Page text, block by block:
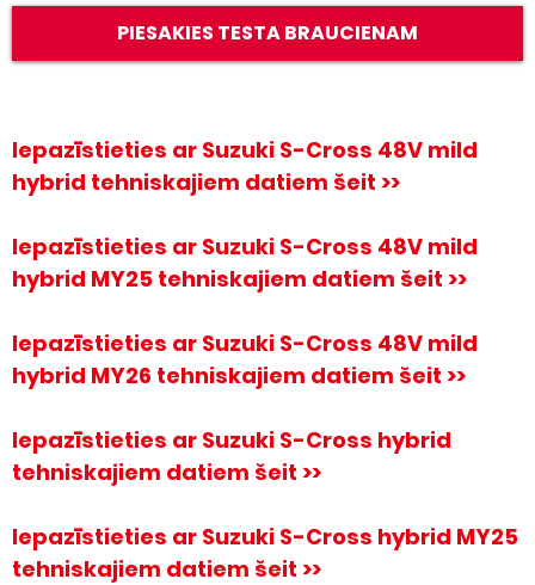
PIESAKIES TESTA BRAUCIENAM
Iepazīstieties ar Suzuki S-Cross 48V mild
hybrid tehniskajiem datiem šeit >>
Iepazīstieties ar Suzuki S-Cross 48V mild
hybrid MY25 tehniskajiem datiem šeit >>
Iepazīstieties ar Suzuki S-Cross 48V mild
hybrid MY26 tehniskajiem datiem šeit >>
Iepazīstieties ar Suzuki S-Cross hybrid
tehniskajiem datiem šeit >>
Iepazīstieties ar Suzuki S-Cross hybrid MY25
tehniskajiem datiem šeit >>